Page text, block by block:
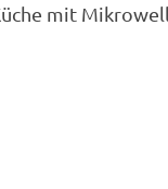
mit